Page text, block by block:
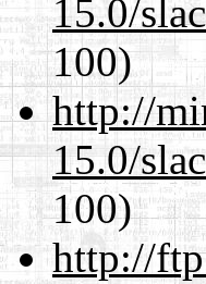
15.0/
100)
http://
15.0/
100)
http://